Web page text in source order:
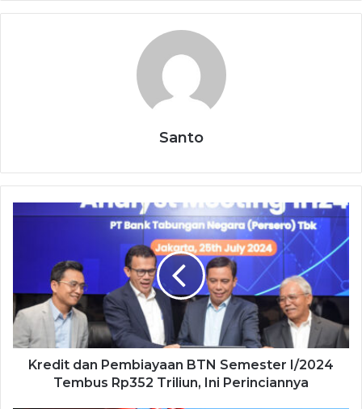
Santo
Kredit dan Pembiayaan BTN Semester I/2024
Tembus Rp352 Triliun, Ini Perinciannya